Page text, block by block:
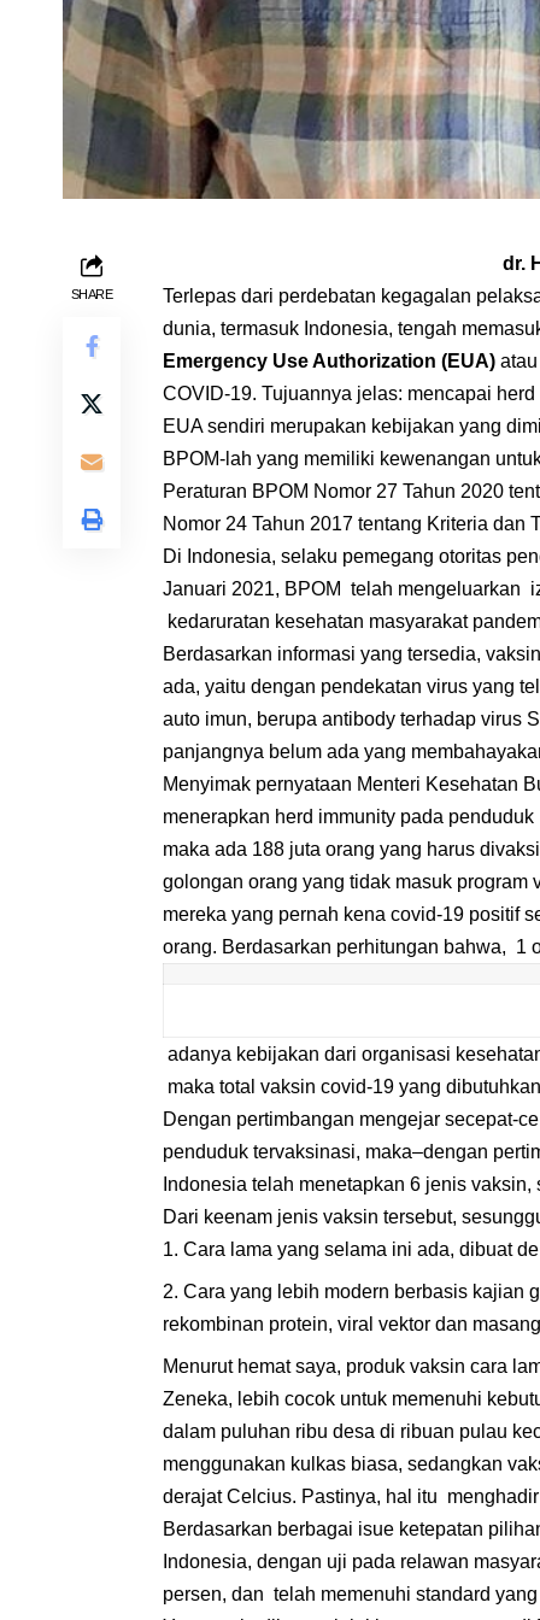
SHARE
dr.
Terlepas dari perdebatan kegagalan
dunia, termasuk Indonesia, tengah
Emergency Use Authorization (EUA)
COVID-19. Tujuannya jelas: mencapai
EUA sendiri merupakan kebijakan yang
BPOM-lah yang memiliki kewenangan
Peraturan BPOM Nomor 27 Tahun 2020
Nomor 24 Tahun 2017 tentang Kriteria dan
Di Indonesia, selaku pemegang otoritas
Januari 2021, BPOM telah mengeluarkan
kedaruratan kesehatan masyarakat
Berdasarkan informasi yang tersedia,
ada, yaitu dengan pendekatan virus yang
auto imun, berupa antibody terhadap virus
panjangnya belum ada yang
Menyimak pernyataan Menteri Kesehatan
menerapkan herd immunity pada
maka ada 188 juta orang yang harus
golongan orang yang tidak masuk
mereka yang pernah kena covid-19 positif
orang. Berdasarkan perhitungan bahwa, 1
adanya kebijakan dari organisasi
maka total vaksin covid-19 yang
Dengan pertimbangan mengejar secepat-
penduduk tervaksinasi, maka–dengan
Indonesia telah menetapkan 6 jenis
Dari keenam jenis vaksin tersebut,
Cara lama yang selama ini ada, dibuat
Cara yang lebih modern berbasis kajian
rekombinan protein, viral vektor dan
Menurut hemat saya, produk vaksin cara
Zeneka, lebih cocok untuk memenuhi
dalam puluhan ribu desa di ribuan pulau
menggunakan kulkas biasa, sedangkan
derajat Celcius. Pastinya, hal itu
Berdasarkan berbagai isue ketepatan
Indonesia, dengan uji pada relawan
persen, dan telah memenuhi standard